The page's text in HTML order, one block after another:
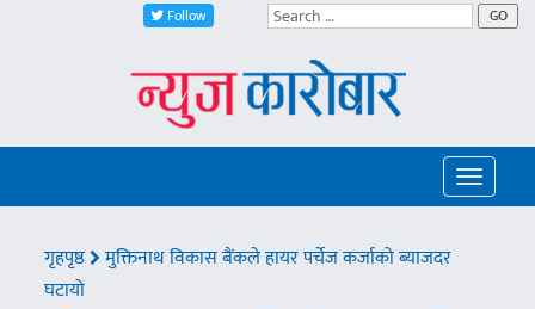
Follow GO
Toggle
गृहपृष्ठ
मुक्तिनाथ विकास बैंकले हायर पर्चेज कर्जाको ब्याजदर
घटायो